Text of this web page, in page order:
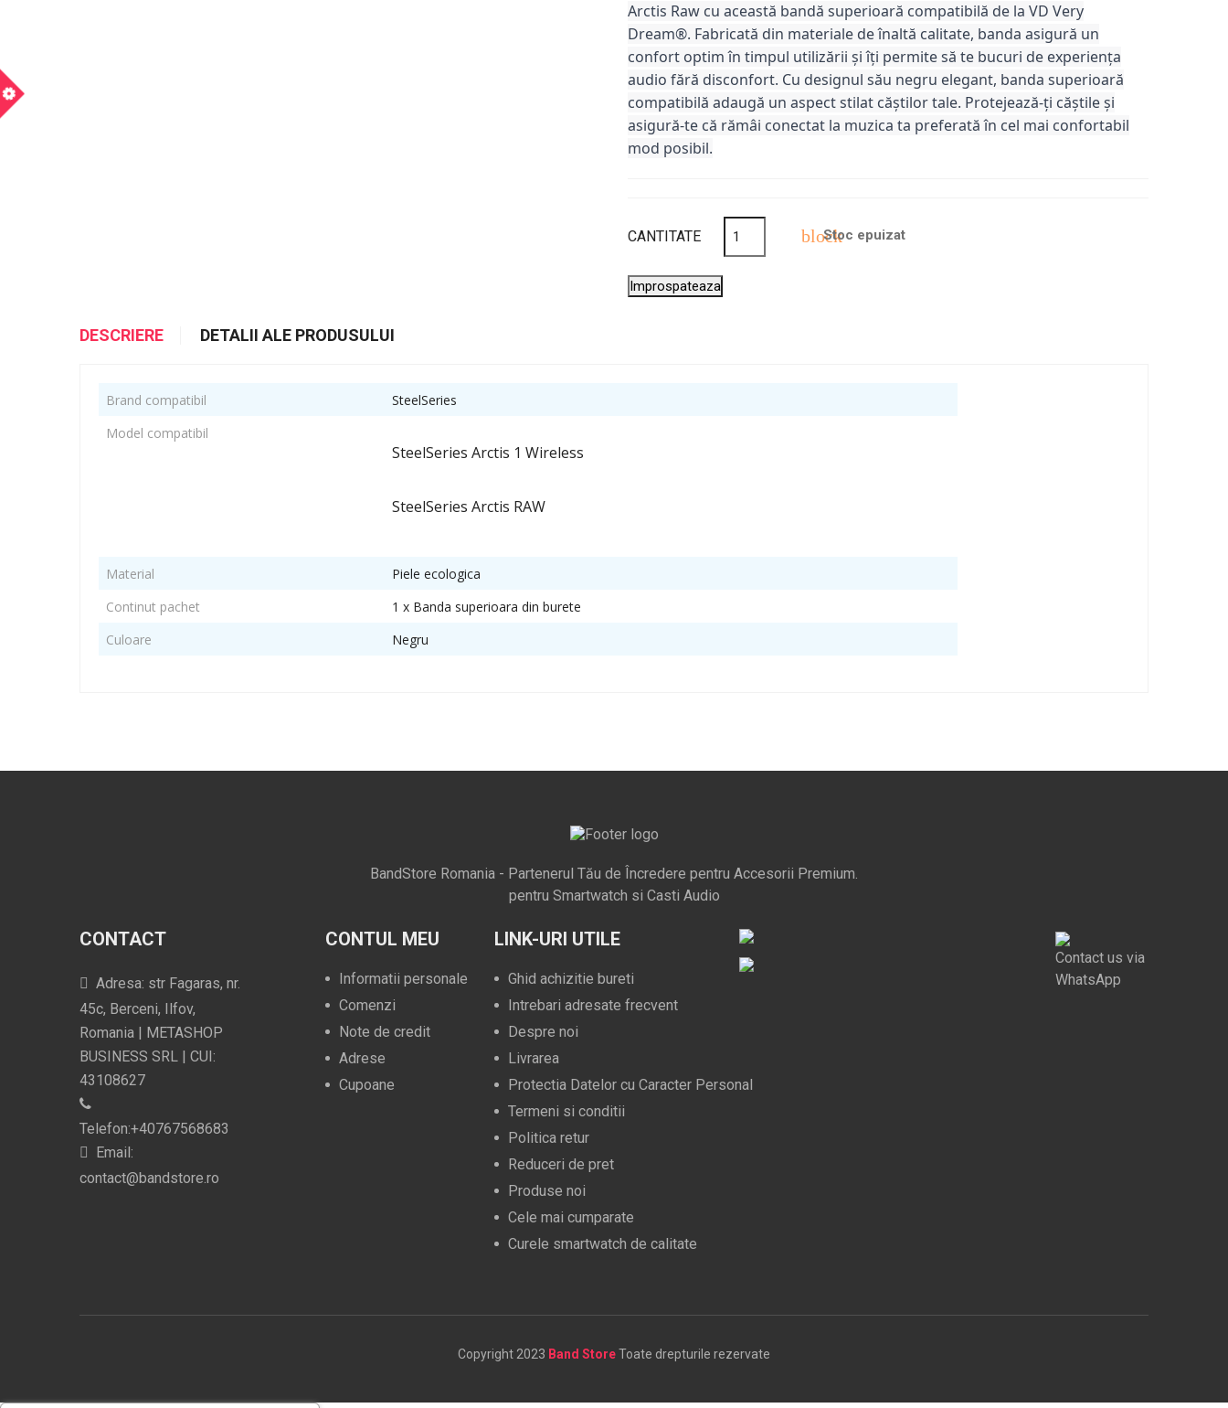
Arctis Raw cu această bandă superioară compatibilă de la VD Very
Dream®. Fabricată din materiale de înaltă calitate, banda asigură un
confort optim în timpul utilizării și îți permite să te bucuri de experiența
audio fără disconfort. Cu designul său negru elegant, banda superioară
compatibilă adaugă un aspect stilat căștilor tale. Protejează-ți căștile și
asigură-te că rămâi conectat la muzica ta preferată în cel mai confortabil
mod posibil.
CANTITATE block
Stoc epuizat
DESCRIERE DETALII ALE PRODUSULUI
Brand compatibil
SteelSeries
Model compatibil
SteelSeries Arctis 1 Wireless
SteelSeries Arctis RAW
Material
Piele ecologica
Continut pachet
1 x Banda superioara din burete
Culoare
Negru
BandStore Romania - Partenerul Tău de Încredere pentru Accesorii Premium.
pentru Smartwatch si Casti Audio
CONTACT
Adresa: str Fagaras, nr.
45c, Berceni, Ilfov,
Romania | METASHOP
BUSINESS SRL | CUI:
43108627
Telefon:+40767568683
Email:
contact@bandstore.ro
CONTUL MEU
Informatii personale
Comenzi
Note de credit
Adrese
Cupoane
LINK-URI UTILE
Ghid achizitie bureti
Intrebari adresate frecvent
Despre noi
Livrarea
Protectia Datelor cu Caracter Personal
Termeni si conditii
Politica retur
Reduceri de pret
Produse noi
Cele mai cumparate
Curele smartwatch de calitate
Contact us via
WhatsApp
Copyright 2023 Band StoreToate drepturile rezervate